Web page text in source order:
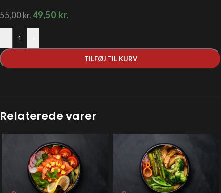
55,00kr. 49,50 kr.
TILFØJ TIL KURV
Relaterede varer